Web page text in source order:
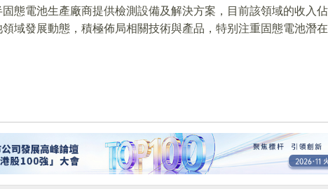
態電池生產廠商提供檢測設備及解決方案，目前該領域的收入
域發展動態，積極佈局相關技術與產品，特别注重固態電池潛